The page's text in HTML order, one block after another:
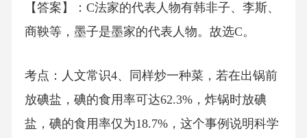
【答案】：C法家的代表人物有韩非子、李斯、
商鞅等，墨子是墨家的代表人物。故选C。
考点：人文常识4、同样炒一种菜，若在出锅前
放碘盐，碘的食用率可达62.3%，炸锅时放碘
盐，碘的食用率仅为18.7%，这个事例说明科学